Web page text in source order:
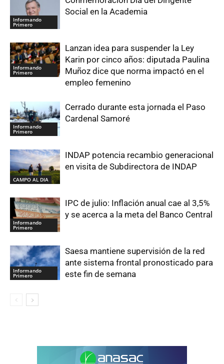
Informando
Primero
Social en la Academia
Informando
Primero
Lanzan idea para suspender la Ley
Karin por cinco años: diputada Paulina
Muñoz dice que norma impactó en el
empleo femenino
Informando
Primero
Cerrado durante esta jornada el Paso
Cardenal Samoré
CAMPO AL DIA
INDAP potencia recambio generacional
en visita de Subdirectora de INDAP
Informando
Primero
IPC de julio: Inflación anual cae al 3,5%
y se acerca a la meta del Banco Central
Informando
Primero
Saesa mantiene supervisión de la red
ante sistema frontal pronosticado para
este fin de semana